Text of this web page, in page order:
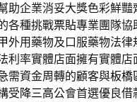
助企業消妥大獎色彩鮮豔
各種挑戰票貼專業團隊協
外用藥物及口服藥物法
利率實體店面擁有實體店
需資金周轉的顧客與板橋
受降三高公會首選優良借